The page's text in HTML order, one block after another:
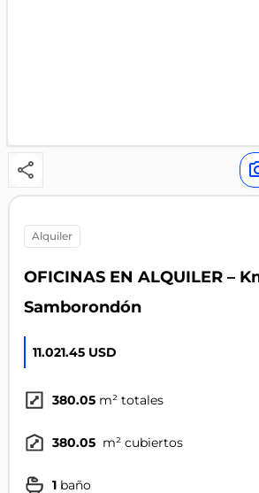
alquiler
OFICINAS EN ALQUILER –
Samborondón
11.021.45 USD
380.05 m² totales
380.05 m² cubiertos
1 baño